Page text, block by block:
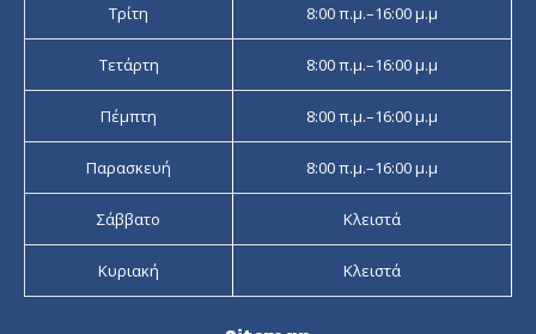
Τρίτη 8:00 π.μ.–16:00 μ.μ
Τετάρτη 8:00 π.μ.–16:00 μ.μ
Πέμπτη 8:00 π.μ.–16:00 μ.μ
Παρασκευή 8:00 π.μ.–16:00 μ.μ
Σάββατο Κλειστά
Κυριακή Κλειστά